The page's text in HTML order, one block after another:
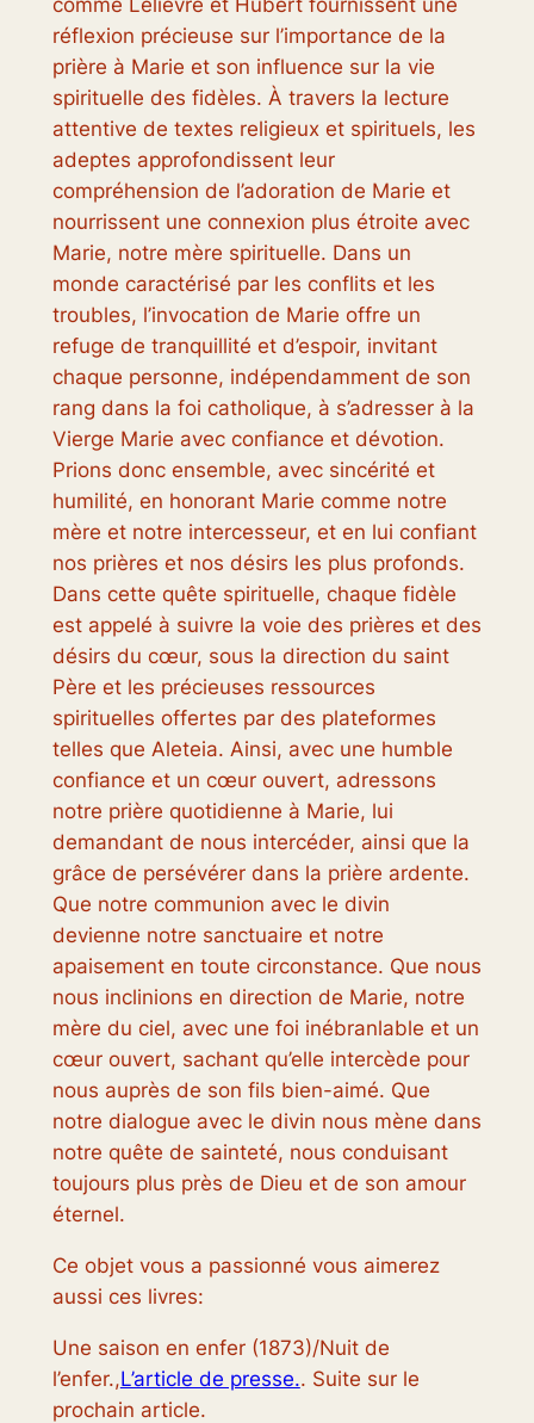
réflexion précieuse sur l’importance de la
prière à Marie et son influence sur la vie
spirituelle des fidèles. À travers la lecture
attentive de textes religieux et spirituels, les
adeptes approfondissent leur
compréhension de l’adoration de Marie et
nourrissent une connexion plus étroite avec
Marie, notre mère spirituelle. Dans un
monde caractérisé par les conflits et les
troubles, l’invocation de Marie offre un
refuge de tranquillité et d’espoir, invitant
chaque personne, indépendamment de son
rang dans la foi catholique, à s’adresser à la
Vierge Marie avec confiance et dévotion.
Prions donc ensemble, avec sincérité et
humilité, en honorant Marie comme notre
mère et notre intercesseur, et en lui confiant
nos prières et nos désirs les plus profonds.
Dans cette quête spirituelle, chaque fidèle
est appelé à suivre la voie des prières et des
désirs du cœur, sous la direction du saint
Père et les précieuses ressources
spirituelles offertes par des plateformes
telles que Aleteia. Ainsi, avec une humble
confiance et un cœur ouvert, adressons
notre prière quotidienne à Marie, lui
demandant de nous intercéder, ainsi que la
grâce de persévérer dans la prière ardente.
Que notre communion avec le divin
devienne notre sanctuaire et notre
apaisement en toute circonstance. Que nous
nous inclinions en direction de Marie, notre
mère du ciel, avec une foi inébranlable et un
cœur ouvert, sachant qu’elle intercède pour
nous auprès de son fils bien-aimé. Que
notre dialogue avec le divin nous mène dans
notre quête de sainteté, nous conduisant
toujours plus près de Dieu et de son amour
éternel.
Ce objet vous a passionné vous aimerez
aussi ces livres:
Une saison en enfer (1873)/Nuit de
l’enfer.,L’article de presse.. Suite sur le
prochain article.